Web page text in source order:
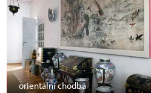
orientální chodba